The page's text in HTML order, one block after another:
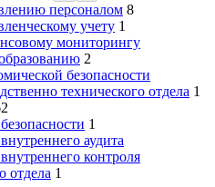
персоналом 8
учету 1
мониторингу
2
безопасности
технического отдела 1
1
аудита
контроля
отдела 1